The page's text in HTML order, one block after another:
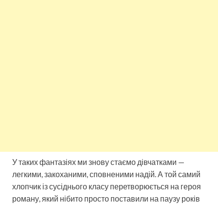
У таких фантазіях ми знову стаємо дівчатками —
легкими, закоханими, сповненими надій. А той самий
хлопчик із сусіднього класу перетворюється на героя
роману, який нібито просто поставили на паузу років